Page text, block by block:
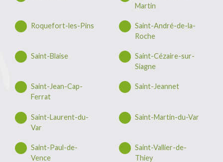
Martin
Roquefort-les-Pins
Saint-André-de-la-
Roche
Saint-Blaise
Saint-Cézaire-sur-
Siagne
Saint-Jean-Cap-
Ferrat
Saint-Jeannet
Saint-Laurent-du-
Var
Saint-Martin-du-Var
Saint-Paul-de-
Vence
Saint-Vallier-de-
Thiey